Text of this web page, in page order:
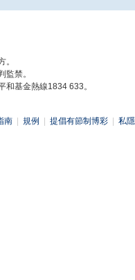
。
監禁。
和基金熱線1834 633。
南 規例 提倡有節制博彩 私